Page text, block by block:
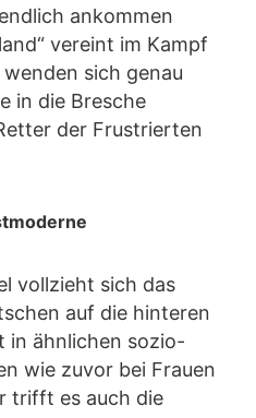
ankommen
vereint im Kampf
sich genau
in die Bresche
der Frustrierten
vollzieht sich das
auf die hinteren
in ähnlichen sozio-
wie zuvor bei Frauen
trifft es auch die